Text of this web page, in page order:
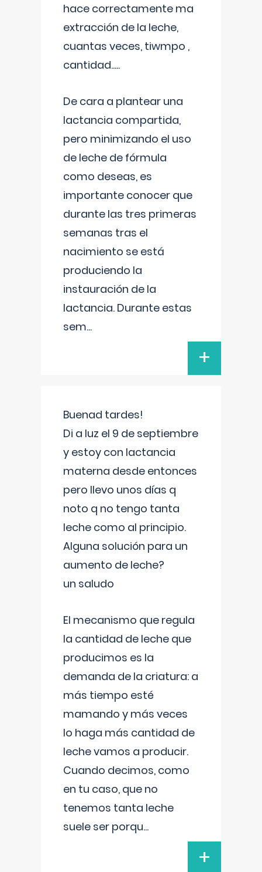
hace correctamente ma
extracción de la leche,
cuantas veces, tiwmpo ,
cantidad.....
De cara a plantear una
lactancia compartida,
pero minimizando el uso
de leche de fórmula
como deseas, es
importante conocer que
durante las tres primeras
semanas tras el
nacimiento se está
produciendo la
instauración de la
lactancia. Durante estas
sem...
+
Buenad tardes!
Di a luz el 9 de septiembre
y estoy con lactancia
materna desde entonces
pero llevo unos días q
noto q no tengo tanta
leche como al principio.
Alguna solución para un
aumento de leche?
un saludo
El mecanismo que regula
la cantidad de leche que
producimos es la
demanda de la criatura: a
más tiempo esté
mamando y más veces
lo haga más cantidad de
leche vamos a producir.
Cuando decimos, como
en tu caso, que no
tenemos tanta leche
suele ser porqu...
+